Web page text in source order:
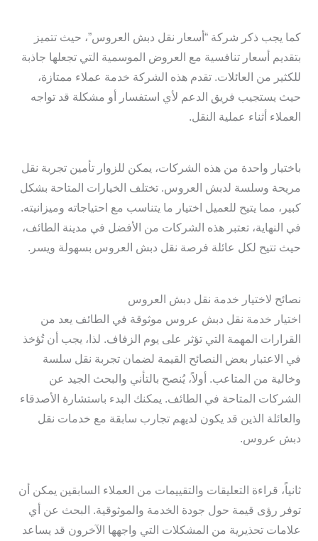
كما يجب ذكر شركة “أسعار نقل دبش العروس”، حيث تتميز
بتقديم أسعار تنافسية مع العروض الموسمية التي تجعلها جاذبة
للكثير من العائلات. تقدم هذه الشركة خدمة عملاء ممتازة،
حيث يستجيب فريق الدعم لأي استفسار أو مشكلة قد تواجه
العملاء أثناء عملية النقل.
باختيار واحدة من هذه الشركات، يمكن للزوار تأمين تجربة نقل
مريحة وسلسة لدبش العروس. تختلف الخيارات المتاحة بشكل
كبير، مما يتيح للعميل اختيار ما يتناسب مع احتياجاته وميزانيته.
في النهاية، تعتبر هذه الشركات من الأفضل في مدينة الطائف،
حيث تتيح لكل عائلة فرصة نقل دبش العروس بسهولة ويسر.
نصائح لاختيار خدمة نقل دبش العروس
اختيار خدمة نقل دبش عروس موثوقة في الطائف يعد من
القرارات المهمة التي تؤثر على يوم الزفاف. لذا، يجب أن تُؤخذ
في الاعتبار بعض النصائح القيمة لضمان تجربة نقل سلسة
وخالية من المتاعب. أولاً، يُنصح بالتأني والبحث الجيد عن
الشركات المتاحة في الطائف. يمكنك البدء باستشارة الأصدقاء
والعائلة الذين قد يكون لديهم تجارب سابقة مع خدمات نقل
دبش عروس.
ثانياً، قراءة التعليقات والتقييمات من العملاء السابقين يمكن أن
توفر رؤى قيمة حول جودة الخدمة والموثوقية. البحث عن أي
علامات تحذيرية من المشكلات التي واجهها الآخرون قد يساعد